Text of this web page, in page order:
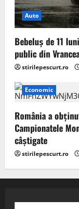
Auto
Bebeluș de 11
public din
stirilepescurt.ro
Economic
România a
Campionatele
câștigate
stirilepescurt.ro